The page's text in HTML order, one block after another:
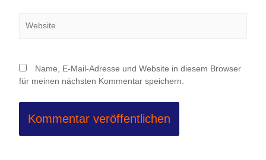
Name, E-Mail-Adresse und Website in diesem Browser
für meinen nächsten Kommentar speichern.